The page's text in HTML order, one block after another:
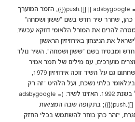
(adsbygoogle = window.adsbygoogle || []).push({}); הזמר המוערך
1978, יזהר כהן, שחרר שיר חדש בשם "ששון ושמחה" -
להרים את המורל הלאומי דווקא עכשיו.
את הניצחון באירוויזיון הראשון
חדש ומבטיח בשם "ששון ושמחה". השיר נולד
מוערכים, עם מילים של תמר אמיר
ולחן של קובי אשרת, מי שחתום גם על השיר זוכה אירוויזיון 1979,
בלתי נשכח, ועל הלהיט "זה רק
ספורט" שייצג את ישראל בשנת 1992. האזינו לשיר: (adsbygoogle =
window.adsbygoogle || []).push({}); בתקופה שבה המציאות
יזהר כהן בוחר להשתמש בכלי החזק